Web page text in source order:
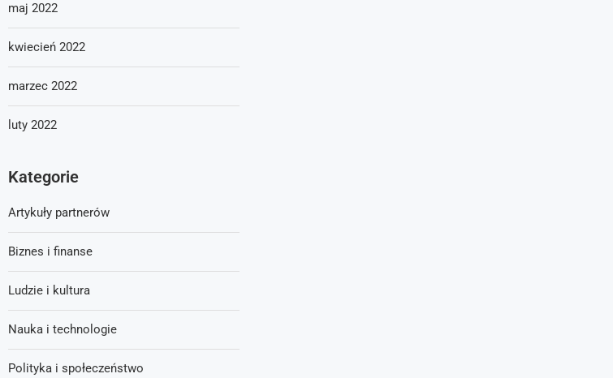
maj 2022
kwiecień 2022
marzec 2022
luty 2022
Kategorie
Artykuły partnerów
Biznes i finanse
Ludzie i kultura
Nauka i technologie
Polityka i społeczeństwo